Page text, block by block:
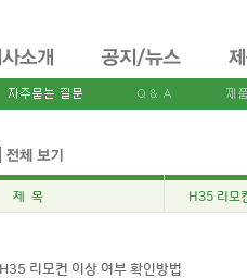
제 목 H35 리모
H35 리모컨 이상 여부 확인방법